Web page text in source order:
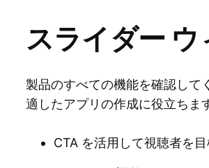
スライダー
製品のすべての機能を確認して
適したアプリの作成に役立ちま
CTA を活用して視聴者を目